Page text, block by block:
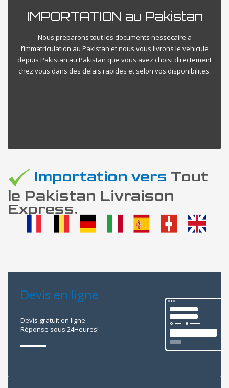
IMPORTATION au Pakistan
Nous preparons tout les documents nessecaire a
l’immatriculation au Pakistan et nous vous livrons le vehicule
depuis Pakistan au Pakistan que vous avez choisi directement
chez vous dans des delais rapides et selon vos disponibilites.
Importation vers Tout
le Pakistan Livraison
Express.
Devis en ligne
Devis gratuit en ligne
Réponse sous 24Heures!